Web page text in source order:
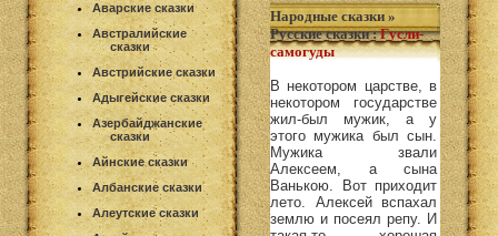
Аварские сказки
Австралийские
сказки
Австрийские сказки
Адыгейские сказки
Азербайджанские
сказки
Айнские сказки
Албанские сказки
Алеутские сказки
Народные сказки »
Русские сказки:Гусли-
самогуды
В некотором царстве, в
некотором государстве
жил-был мужик, а у
этого мужика был сын.
Мужика звали
Алексеем, а сына
Ванькою. Вот приходит
лето. Алексей вспахал
землю и посеял репу. И